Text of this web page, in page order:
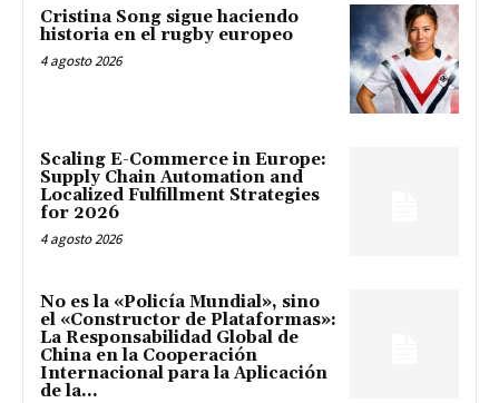
Cristina Song sigue haciendo
historia en el rugby europeo
4 agosto 2026
Scaling E-Commerce in Europe:
Supply Chain Automation and
Localized Fulfillment Strategies
for 2026
4 agosto 2026
No es la «Policía Mundial», sino
el «Constructor de Plataformas»:
La Responsabilidad Global de
China en la Cooperación
Internacional para la Aplicación
de la...